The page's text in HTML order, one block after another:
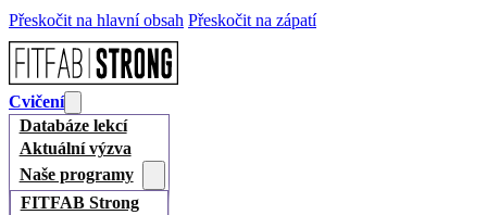
Přeskočit na hlavní obsah Přeskočit na zápatí
Cvičení
Databáze lekcí
Aktuální výzva
Naše programy
FITFAB Strong